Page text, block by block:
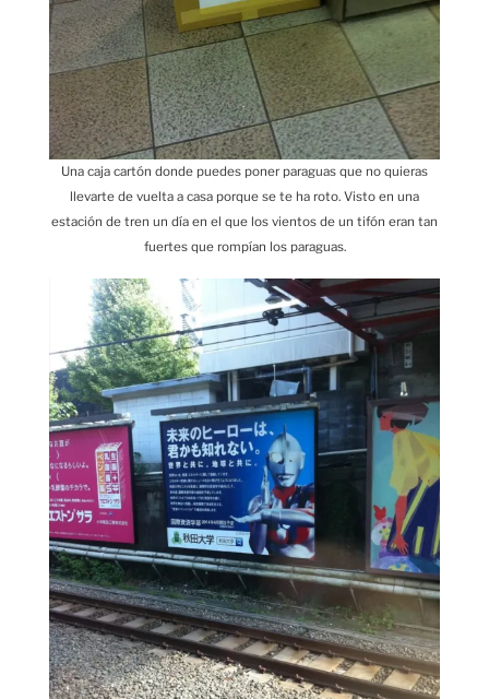
Una caja cartón donde puedes poner paraguas que no quieras
llevarte de vuelta a casa porque se te ha roto. Visto en una
estación de tren un día en el que los vientos de un tifón eran tan
fuertes que rompían los paraguas.